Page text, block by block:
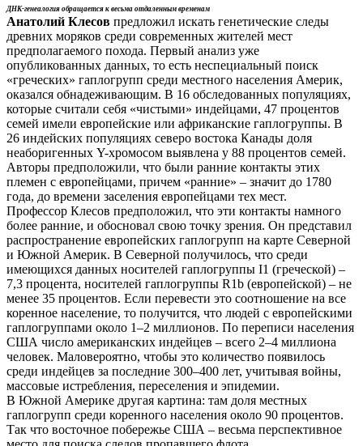
ДНК-генеалогия обращается к весьма отдаленным временам
Анатолий Клесов предложил искать генетические следы
древних моряков среди современных жителей мест
предполагаемого похода. Первый анализ уже
опубликованных данных, то есть неспециальный поиск
«греческих» гаплогрупп среди местного населения Америк,
оказался обнадеживающим. В 16 обследованных популяциях,
которые считали себя «чистыми» индейцами, 47 процентов
семей имели европейские или африканские гаплогруппы. В
26 индейских популяциях северо востока Канады доля
неаборигенных Y-хромосом выявлена у 88 процентов семей.
Авторы предположили, что были ранние контакты этих
племен с европейцами, причем «ранние» – значит до 1780
года, до времени заселения европейцами тех мест.
Профессор Клесов предположил, что эти контакты намного
более ранние, и обосновал свою точку зрения. Он представил
распространение европейских гаплогрупп на карте Северной
и Южной Америк. В Северной получилось, что среди
имеющихся данных носителей гаплогруппы I1 (греческой) –
7,3 процента, носителей гаплогруппы R1b (европейской) – не
менее 35 процентов. Если перевести это соотношение на все
коренное население, то получится, что людей с европейскими
гаплогруппами около 1–2 миллионов. По переписи населения
США число американских индейцев – всего 2–4 миллиона
человек. Маловероятно, чтобы это количество появилось
среди индейцев за последние 300–400 лет, учитывая войны,
массовые истребления, переселения и эпидемии.
В Южной Америке другая картина: там доля местных
гаплогрупп среди коренного населения около 90 процентов.
Так что восточное побережье США – весьма перспективное